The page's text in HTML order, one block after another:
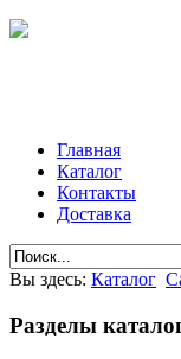
Главная
Каталог
Контакты
Доставка
Вы здесь: Каталог
Разделы